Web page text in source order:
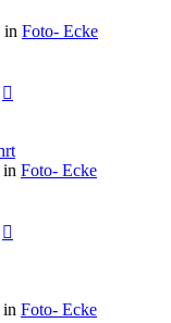
in Foto- Ecke
in Foto- Ecke
in Foto- Ecke